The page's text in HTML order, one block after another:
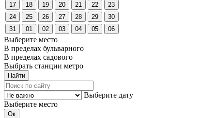
17
18 19 20 21 22
23
24
25 26 27 28 29
30
31
01 02 03 04 05 06
Выберите место
В пределах бульварного
В пределах садового
Выбрать станции метро
Выберите дату
Выберите место